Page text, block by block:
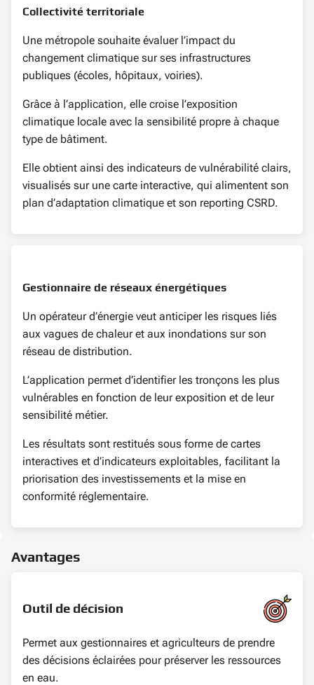
Collectivité territoriale
Une métropole souhaite évaluer l’impact du
changement climatique sur ses infrastructures
publiques (écoles, hôpitaux, voiries).
Grâce à l’application, elle croise l’exposition
climatique locale avec la sensibilité propre à chaque
type de bâtiment.
Elle obtient ainsi des indicateurs de vulnérabilité clairs,
visualisés sur une carte interactive, qui alimentent son
plan d’adaptation climatique et son reporting CSRD.
Gestionnaire de réseaux énergétiques
Un opérateur d’énergie veut anticiper les risques liés
aux vagues de chaleur et aux inondations sur son
réseau de distribution.
L’application permet d’identifier les tronçons les plus
vulnérables en fonction de leur exposition et de leur
sensibilité métier.
Les résultats sont restitués sous forme de cartes
interactives et d’indicateurs exploitables, facilitant la
priorisation des investissements et la mise en
conformité réglementaire.
Avantages
Outil de décision
Permet aux gestionnaires et agriculteurs de prendre
des décisions éclairées pour préserver les ressources
en eau.